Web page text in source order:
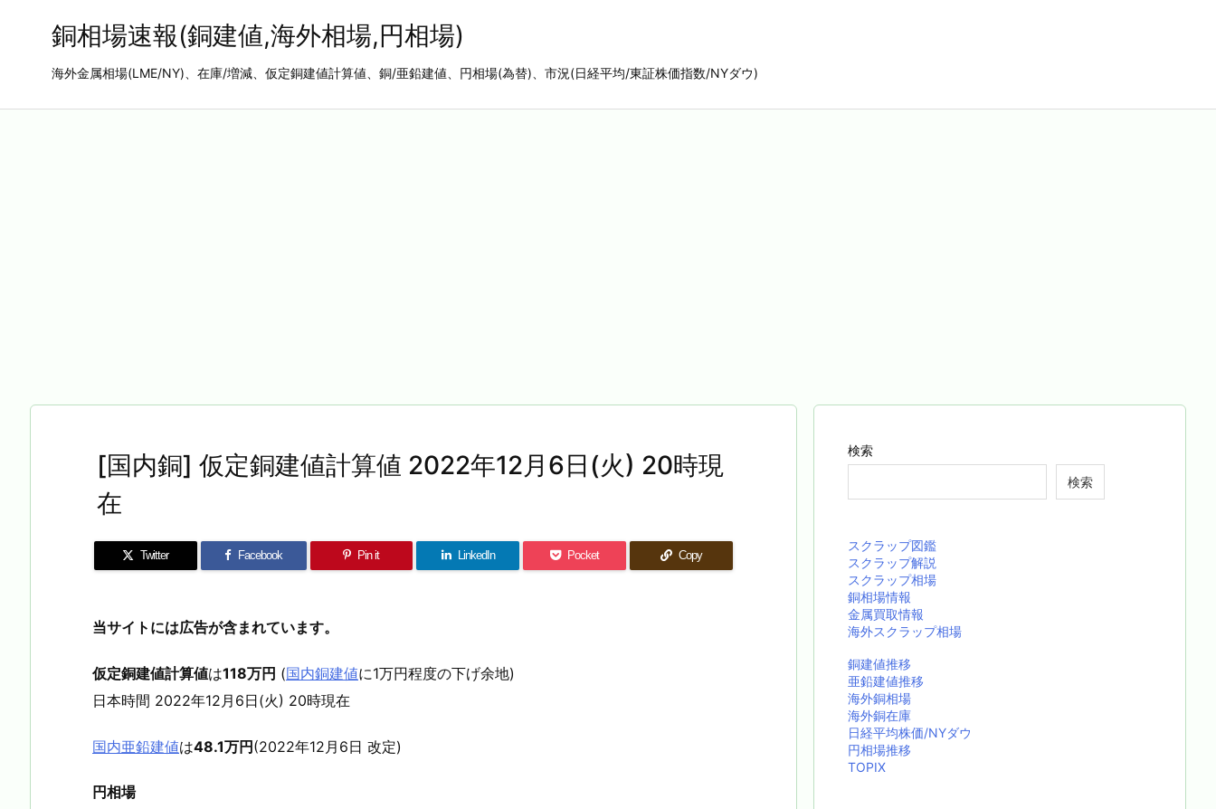
銅相場速報(銅建値,海外相場,円相場)
海外金属相場(LME/NY)、在庫/増減、仮定銅建値計算値、銅/亜鉛建値、円相場(為替)、市況(日経平均/東証株価指数/NYダウ)
[国内銅] 仮定銅建値計算値 2022年12月6日(火) 20時現
在
Twitter Facebook Pin it LinkedIn Pocket Copy
当サイトには広告が含まれています。
仮定銅建値計算値は118万円 (国内銅建値に1万円程度の下げ余地)
日本時間 2022年12月6日(火) 20時現在
国内亜鉛建値は48.1万円(2022年12月6日 改定)
円相場
検索
検索
スクラップ図鑑
スクラップ解説
スクラップ相場
銅相場情報
金属買取情報
海外スクラップ相場
銅建値推移
亜鉛建値推移
海外銅相場
海外銅在庫
日経平均株価/NYダウ
円相場推移
TOPIX